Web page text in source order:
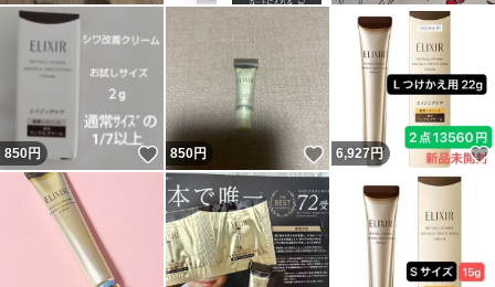
850円 いいね！
850円 いいね！
6,927円